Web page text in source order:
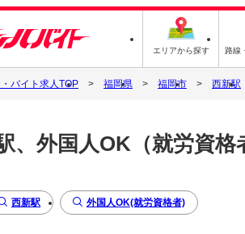
エリアから探す 路線
バイト求人TOP 福岡県 福岡市 西新駅
、外国人OK（就労資格
西新駅 外国人OK(就労資格者)